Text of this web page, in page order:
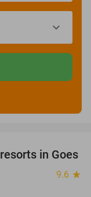
49%
in Goes
9.6 star